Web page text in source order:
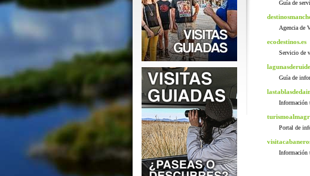
Guía de
Agencia de
ecodestinos.es
Servicio de
Guía de
Información
Portal de
Información